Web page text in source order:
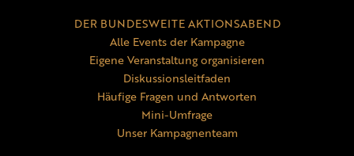
DER BUNDESWEITE AKTIONSABEND
Alle Events der Kampagne
Eigene Veranstaltung organisieren
Diskussionsleitfaden
Häufige Fragen und Antworten
Mini-Umfrage
Unser Kampagnenteam